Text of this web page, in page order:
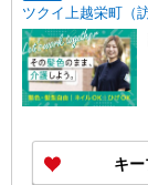
ツクイ上越栄町（
キ